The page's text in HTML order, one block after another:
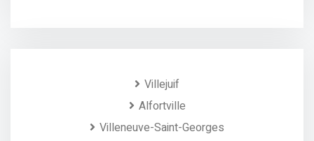
Villejuif
Alfortville
Villeneuve-Saint-Georges